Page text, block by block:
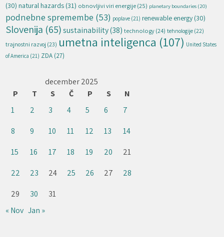
(30) natural hazards (31) obnovljivi viri energije(25) planetary boundaries (20)
podnebne spremembe (53) poplave (21) renewable energy (30)
Slovenija (65) sustainability(38) technology(24) tehnologije (22)
trajnostni razvoj (23) umetna inteligenca (107) United States
of America (21) ZDA (27)
december 2025
P
T S Č P S
N
1
2 3 4 5 6
7
8
9 10 11 12 13
14
15
16 17 18 19 20
21
22
23 24 25 26 27
28
29
30
31
« Nov Jan »